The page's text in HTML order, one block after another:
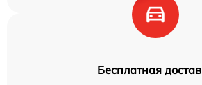
Бесплатная